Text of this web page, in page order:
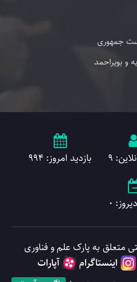
جمهوری
و بویراحمد
9 بازدید امروز: 994
0
متعلق به پارک علم و فناوری
اینستاگرام
آپارات